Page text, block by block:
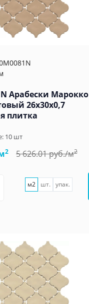
Арабески Марокко
26x30x0,7
плитка
10 шт
2 5 626.01 руб./м2
м2 шт. упак.